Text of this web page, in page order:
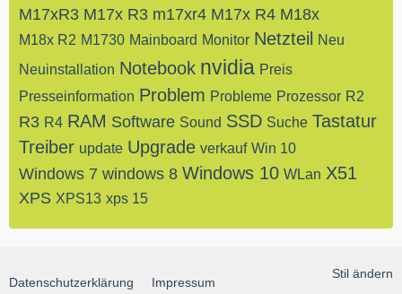
M17xR3 M17x R3 m17xr4 M17x R4 M18x
M18x R2 M1730 Mainboard Monitor Netzteil
Neu
Neuinstallation Notebook nvidia Preis
Presseinformation Problem Probleme Prozessor R2
R3 R4 RAM Software Sound SSD Suche Tastatur
Treiber update Upgrade verkauf Win 10
Windows 7 windows 8 Windows 10 WLan X51
XPS XPS13 xps 15
Stil ändern
Datenschutzerklärung Impressum